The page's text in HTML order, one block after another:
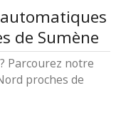
de Sumène
Parcourez notre
proches de